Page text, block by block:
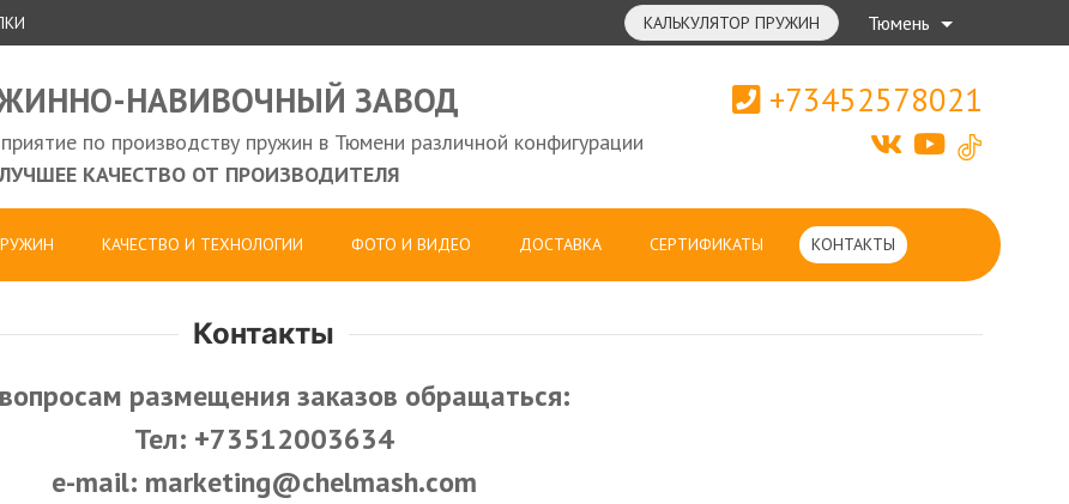
КАЛЬКУЛЯТОР ПРУЖИН Тюмень
НАВИВОЧНЫЙ ЗАВОД
по производству пружин в Тюмени различной конфигурации
КАЧЕСТВО ОТ ПРОИЗВОДИТЕЛЯ
+73452578021
КАЧЕСТВО И ТЕХНОЛОГИИ ФОТО И ВИДЕО ДОСТАВКА СЕРТИФИКАТЫ КОНТАКТЫ
Контакты
размещения заказов обращаться:
Тел: +73512003634
e-mail: marketing@chelmash.com